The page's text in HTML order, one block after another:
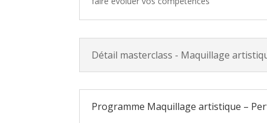
Détail masterclass - Maquillage
Programme Maquillage artistique –